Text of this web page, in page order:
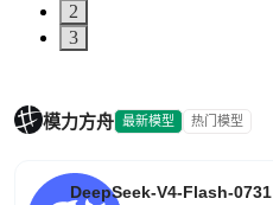
2
3
模力方舟 最新模型 热门模型
DeepSeek-V4-Flash-0731